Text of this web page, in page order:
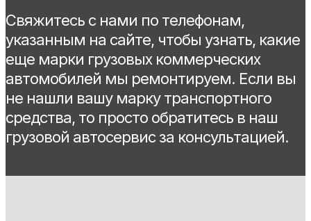
Свяжитесь с нами по телефонам,
указанным на сайте, чтобы узнать, какие
еще марки грузовых коммерческих
автомобилей мы ремонтируем. Если вы
не нашли вашу марку транспортного
средства, то просто обратитесь в наш
грузовой автосервис за консультацией.